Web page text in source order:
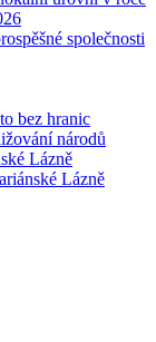
společnosti
bez hranic
národů
Lázně
Lázně